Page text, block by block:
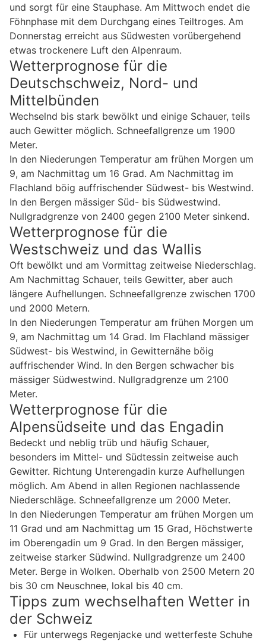
und sorgt für eine Stauphase. Am Mittwoch endet die
Föhnphase mit dem Durchgang eines Teiltroges. Am
Donnerstag erreicht aus Südwesten vorübergehend
etwas trockenere Luft den Alpenraum.
Wetterprognose für die
Deutschschweiz, Nord- und
Mittelbünden
Wechselnd bis stark bewölkt und einige Schauer, teils
auch Gewitter möglich. Schneefallgrenze um 1900
Meter.
In den Niederungen Temperatur am frühen Morgen um
9, am Nachmittag um 16 Grad. Am Nachmittag im
Flachland böig auffrischender Südwest- bis Westwind.
In den Bergen mässiger Süd- bis Südwestwind.
Nullgradgrenze von 2400 gegen 2100 Meter sinkend.
Wetterprognose für die
Westschweiz und das Wallis
Oft bewölkt und am Vormittag zeitweise Niederschlag.
Am Nachmittag Schauer, teils Gewitter, aber auch
längere Aufhellungen. Schneefallgrenze zwischen 1700
und 2000 Metern.
In den Niederungen Temperatur am frühen Morgen um
9, am Nachmittag um 14 Grad. Im Flachland mässiger
Südwest- bis Westwind, in Gewitternähe böig
auffrischender Wind. In den Bergen schwacher bis
mässiger Südwestwind. Nullgradgrenze um 2100
Meter.
Wetterprognose für die
Alpensüdseite und das Engadin
Bedeckt und neblig trüb und häufig Schauer,
besonders im Mittel- und Südtessin zeitweise auch
Gewitter. Richtung Unterengadin kurze Aufhellungen
möglich. Am Abend in allen Regionen nachlassende
Niederschläge. Schneefallgrenze um 2000 Meter.
In den Niederungen Temperatur am frühen Morgen um
11 Grad und am Nachmittag um 15 Grad, Höchstwerte
im Oberengadin um 9 Grad. In den Bergen mässiger,
zeitweise starker Südwind. Nullgradgrenze um 2400
Meter. Berge in Wolken. Oberhalb von 2500 Metern 20
bis 30 cm Neuschnee, lokal bis 40 cm.
Tipps zum wechselhaften Wetter in
der Schweiz
Für unterwegs Regenjacke und wetterfeste Schuhe